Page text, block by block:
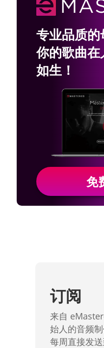
专业品质
你的歌曲在
如生！
免
订阅
来自
始人的音频
每周直接发送